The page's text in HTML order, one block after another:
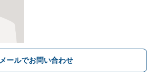
メールでお問い合わせ